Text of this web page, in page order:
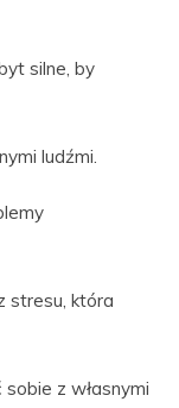
silne, by
ludźmi.
stresu, która
z własnymi